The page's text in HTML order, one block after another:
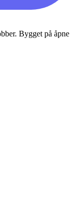
Bygget på åpne